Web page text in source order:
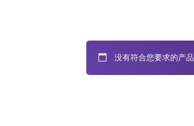
没有符合您要求的产品